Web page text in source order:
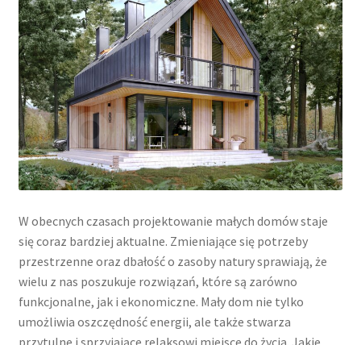
W obecnych czasach projektowanie małych domów staje
się coraz bardziej aktualne. Zmieniające się potrzeby
przestrzenne oraz dbałość o zasoby natury sprawiają, że
wielu z nas poszukuje rozwiązań, które są zarówno
funkcjonalne, jak i ekonomiczne. Mały dom nie tylko
umożliwia oszczędność energii, ale także stwarza